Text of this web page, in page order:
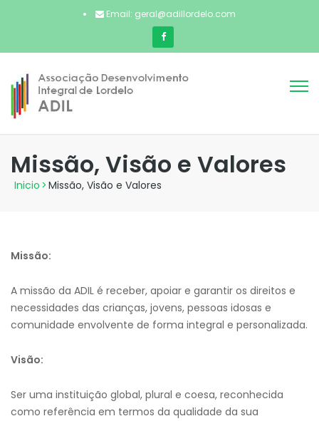
Email: geral@adillordelo.com
Missão, Visão e Valores
Inicio > Missão, Visão e Valores
Missão:
A missão da ADIL é receber, apoiar e garantir os direitos e
necessidades das crianças, jovens, pessoas idosas e
comunidade envolvente de forma integral e personalizada.
Visão:
Ser uma instituição global, plural e coesa, reconhecida
como referência em termos da qualidade da sua